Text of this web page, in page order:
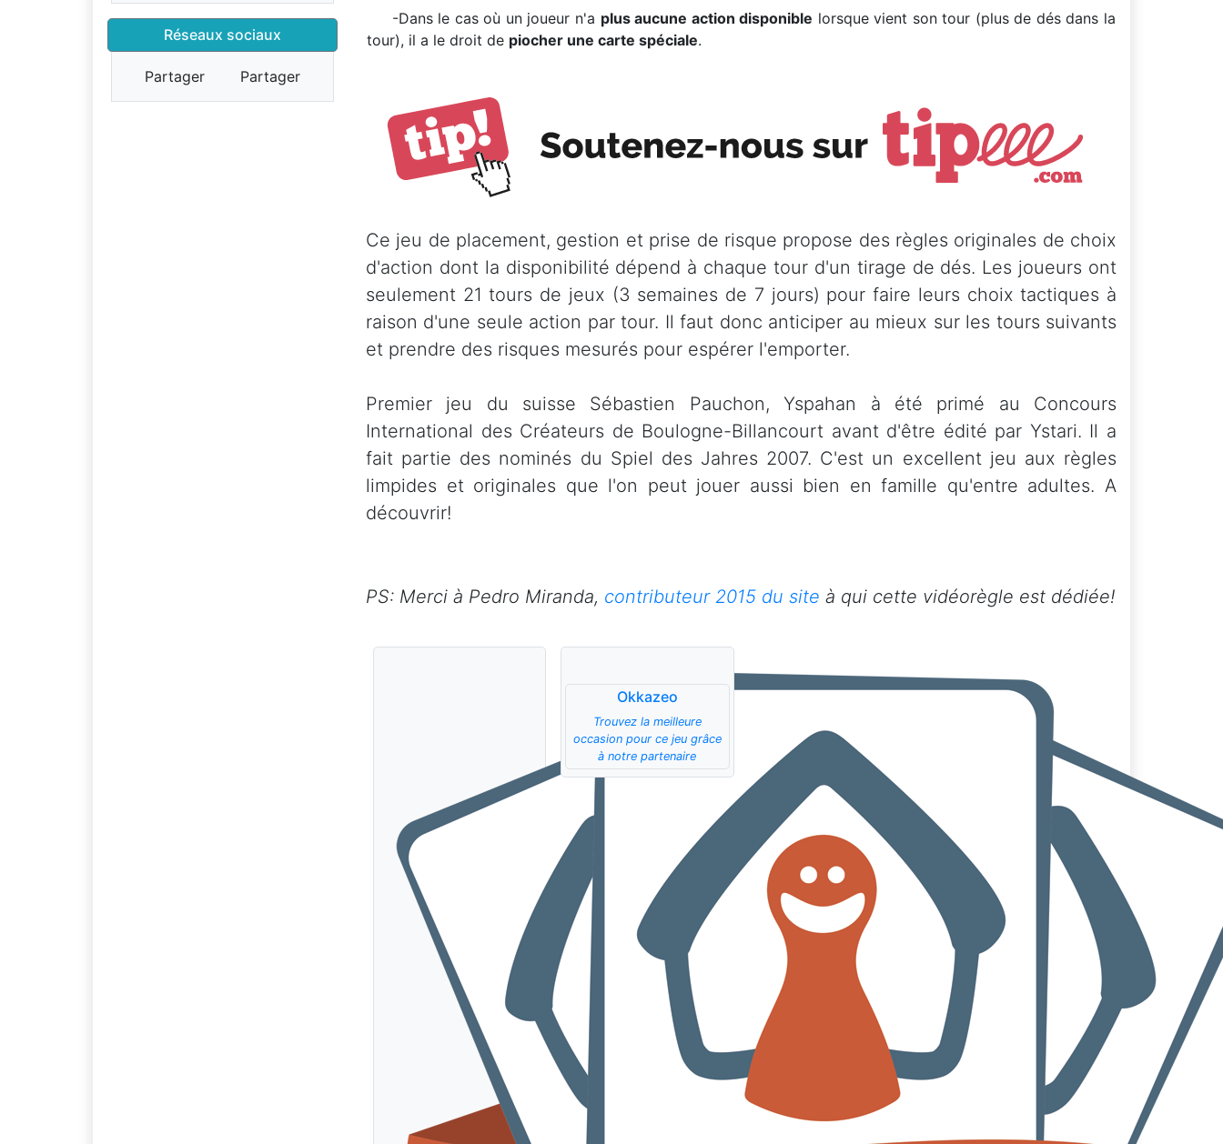
Réseaux sociaux
Partager Partager
-Dans le cas où un joueur n'a plus aucune action disponible lorsque vient son tour (plus de dés dans la
tour), il a le droit de piocher une carte spéciale.
Ce jeu de placement, gestion et prise de risque propose des règles originales de choix
d'action dont la disponibilité dépend à chaque tour d'un tirage de dés. Les joueurs ont
seulement 21 tours de jeux (3 semaines de 7 jours) pour faire leurs choix tactiques à
raison d'une seule action par tour. Il faut donc anticiper au mieux sur les tours suivants
et prendre des risques mesurés pour espérer l'emporter.
Premier jeu du suisse Sébastien Pauchon, Yspahan à été primé au Concours
International des Créateurs de Boulogne-Billancourt avant d'être édité par Ystari. Il a
fait partie des nominés du Spiel des Jahres 2007. C'est un excellent jeu aux règles
limpides et originales que l'on peut jouer aussi bien en famille qu'entre adultes. A
découvrir!
PS: Merci à Pedro Miranda, contributeur 2015 du site à qui cette vidéorègle est dédiée!
Okkazeo
Trouvez la meilleure
occasion pour ce jeu grâce
à notre partenaire